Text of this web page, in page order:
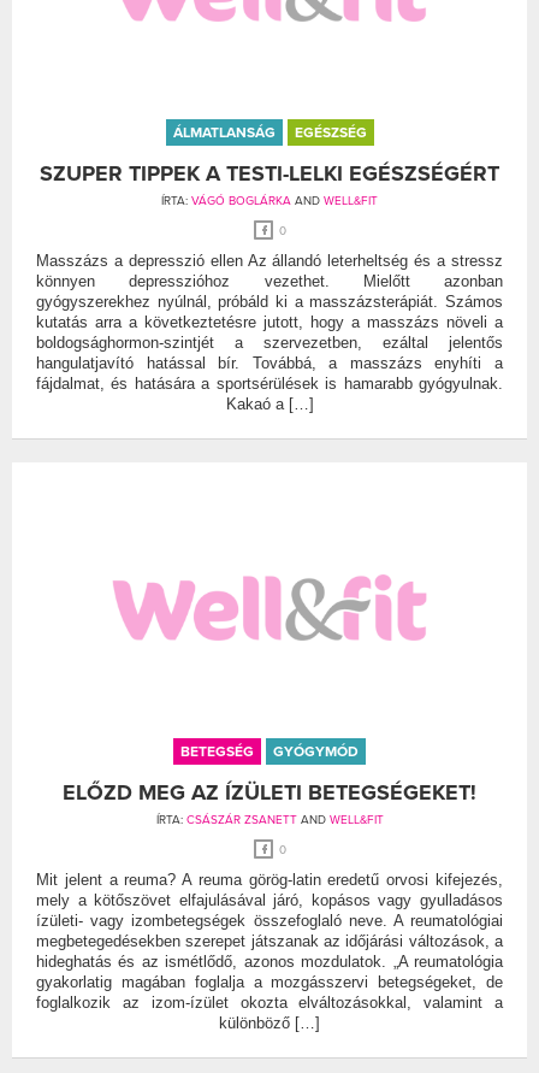
ÁLMATLANSÁG EGÉSZSÉG
SZUPER TIPPEK A TESTI-LELKI EGÉSZSÉGÉRT
ÍRTA: VÁGÓ BOGLÁRKA AND WELL&FIT
0
Masszázs a depresszió ellen Az állandó leterheltség és a stressz
könnyen depresszióhoz vezethet. Mielőtt azonban
gyógyszerekhez nyúlnál, próbáld ki a masszázsterápiát. Számos
kutatás arra a következtetésre jutott, hogy a masszázs növeli a
boldogsághormon-szintjét a szervezetben, ezáltal jelentős
hangulatjavító hatással bír. Továbbá, a masszázs enyhíti a
fájdalmat, és hatására a sportsérülések is hamarabb gyógyulnak.
Kakaó a […]
BETEGSÉG GYÓGYMÓD
ELŐZD MEG AZ ÍZÜLETI BETEGSÉGEKET!
ÍRTA: CSÁSZÁR ZSANETTAND WELL&FIT
0
Mit jelent a reuma? A reuma görög-latin eredetű orvosi kifejezés,
mely a kötőszövet elfajulásával járó, kopásos vagy gyulladásos
ízületi- vagy izombetegségek összefoglaló neve. A reumatológiai
megbetegedésekben szerepet játszanak az időjárási változások, a
hideghatás és az ismétlődő, azonos mozdulatok. „A reumatológia
gyakorlatig magában foglalja a mozgásszervi betegségeket, de
foglalkozik az izom-ízület okozta elváltozásokkal, valamint a
különböző […]